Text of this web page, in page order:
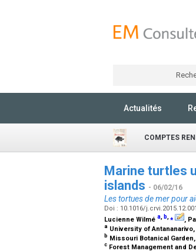
Actualités
COMPTES
Marine turtles
islands - 06/02/16
Les tortues de mer pour
Doi : 10.1016/j.crvi.2015.12.001
Lucienne Wilmé a, b,⁎ ,
a University of
b Missouri Botanical
c Forest Management and